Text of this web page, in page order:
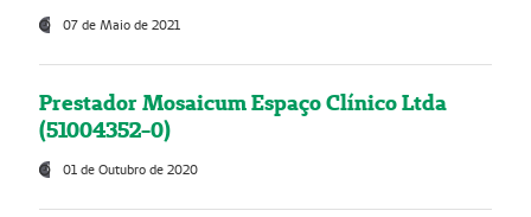
07 de Maio de 2021
Prestador Mosaicum Espaço Clínico Ltda
(51004352-0)
01 de Outubro de 2020